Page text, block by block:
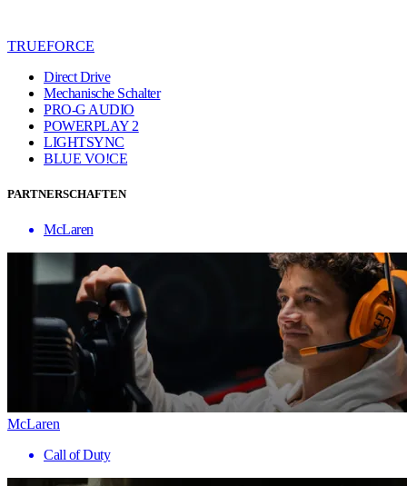
TRUEFORCE
Direct Drive
Mechanische Schalter
PRO-G AUDIO
POWERPLAY 2
LIGHTSYNC
BLUE VO!CE
PARTNERSCHAFTEN
McLaren
McLaren
Call of Duty